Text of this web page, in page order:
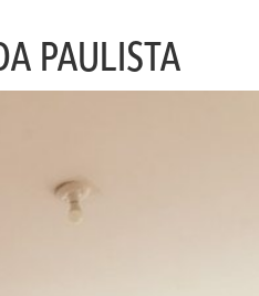
PAULISTA